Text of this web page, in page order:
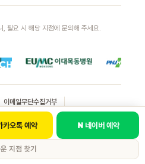
, 필요 시 해당 지점에 문의해 주세요.
이메일무단수집거부
비 안내
번호 130-92-45297 | 대표전화032-
카오톡 예약 네이버 예약
지점 찾기